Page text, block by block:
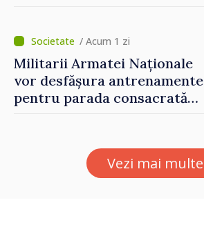
Forumul Diasporei
/ Acum 1 zi
Militarii Armatei Naționale
vor desfășura antrenamente
pentru parada consacrată
Vezi mai multe